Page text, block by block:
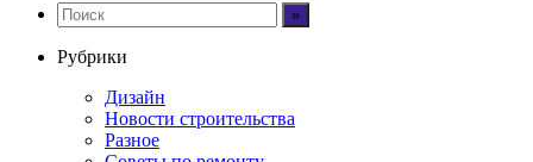
Рубрики
Дизайн
Новости строительства
Разное